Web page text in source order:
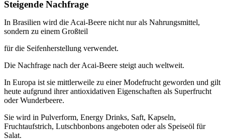
Steigende Nachfrage
In Brasilien wird die Acai-Beere nicht nur als Nahrungsmittel,
sondern zu einem Großteil
für die Seifenherstellung verwendet.
Die Nachfrage nach der Acai-Beere steigt auch weltweit.
In Europa ist sie mittlerweile zu einer Modefrucht geworden und gilt
heute aufgrund ihrer antioxidativen Eigenschaften als Superfrucht
oder Wunderbeere.
Sie wird in Pulverform, Energy Drinks, Saft, Kapseln,
Fruchtaufstrich, Lutschbonbons angeboten oder als Speiseöl für
Salat.